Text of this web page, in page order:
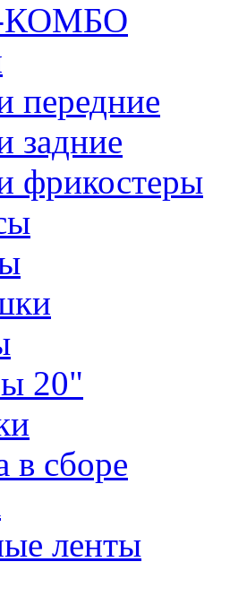
КОМБО
передние
задние
фрикостеры
20"
в сборе
ленты